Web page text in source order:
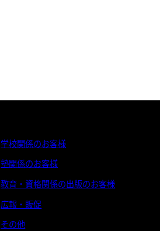
学校関係のお客様
塾関係のお客様
教育・資格関係の出版のお客様
広報・販促
その他